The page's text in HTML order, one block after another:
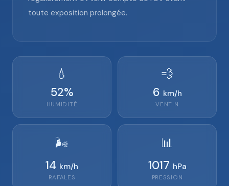
toute exposition prolongée.
💧
52%
HUMIDITÉ
💨
6 km/h
VENT N
🌬️
14 km/h
RAFALES
📊
1017 hPa
PRESSION